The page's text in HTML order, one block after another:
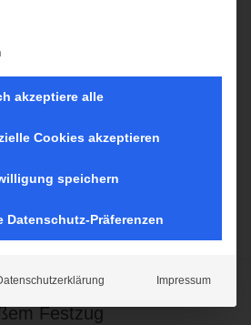
hat zum traditionellen Neujahrsempfang
feiert 150 jähriges
Festzug
Gruppen, für die eine Einwilligung
akzeptiere alle
Cookies akzeptieren
speichern
Datenschutz-Präferenzen
Impressum